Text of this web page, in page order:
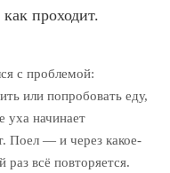
проходит.
с проблемой:
или попробовать еду,
уха начинает
Поел — и через какое-
всё повторяется.